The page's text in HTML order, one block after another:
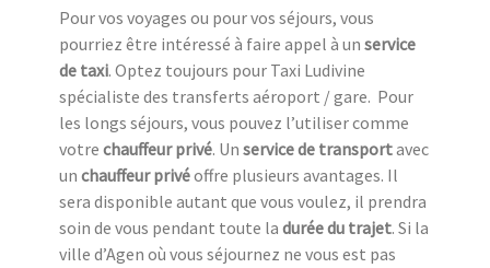
Pour vos voyages ou pour vos séjours, vous
pourriez être intéressé à faire appel à un service
de taxi. Optez toujours pour Taxi Ludivine
spécialiste des transferts aéroport / gare. Pour
les longs séjours, vous pouvez l’utiliser comme
votre chauffeur privé. Un service de transportavec
un chauffeur privéoffre plusieurs avantages. Il
sera disponible autant que vous voulez, il prendra
soin de vous pendant toute la durée du trajet. Si la
ville d’Agen où vous séjournez ne vous est pas